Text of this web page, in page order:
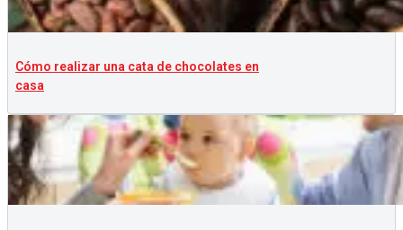
Cómo realizar una cata de chocolates en
casa